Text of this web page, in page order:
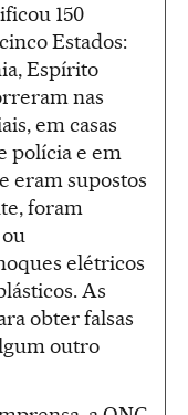
150
Estados:
Espírito
nas
em casas
polícia e em
eram supostos
foram
elétricos
As
obter falsas
outro